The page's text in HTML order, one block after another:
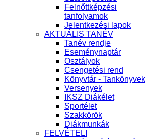
Felnőttképzési
tanfolyamok
Jelentkezési lapok
AKTUÁLIS TANÉV
Tanév rendje
Eseménynaptár
Osztályok
Csengetési rend
Könyvtár - Tankönyvek
Versenyek
IKSZ Diákélet
Sportélet
Szakkörök
Diákmunkák
FELVÉTELI